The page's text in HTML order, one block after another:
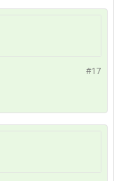
#17